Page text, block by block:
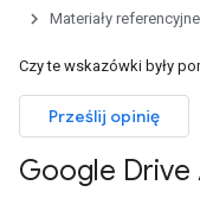
Materiały referencyjne
Czy te wskazówki były
Prześlij opinię
Google Drive